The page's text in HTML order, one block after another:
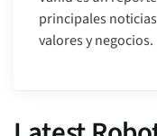
principales
valores y negocios.